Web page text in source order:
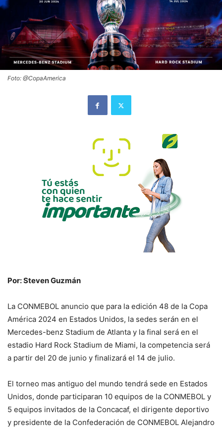
Foto: @CopaAmerica
Por: Steven Guzmán
La CONMEBOL anuncio que para la edición 48 de la Copa
América 2024 en Estados Unidos, la sedes serán en el
Mercedes-benz Stadium de Atlanta y la final será en el
estadio Hard Rock Stadium de Miami, la competencia será
a partir del 20 de junio y finalizará el 14 de julio.
El torneo mas antiguo del mundo tendrá sede en Estados
Unidos, donde participaran 10 equipos de la CONMEBOL y
5 equipos invitados de la Concacaf, el dirigente deportivo
y presidente de la Confederación de CONMEBOL Alejandro